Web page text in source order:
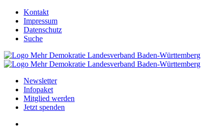
Kontakt
Impressum
Datenschutz
Suche
Newsletter
Infopaket
Mitglied werden
Jetzt spenden